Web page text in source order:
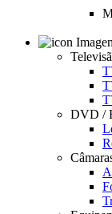
DVD /